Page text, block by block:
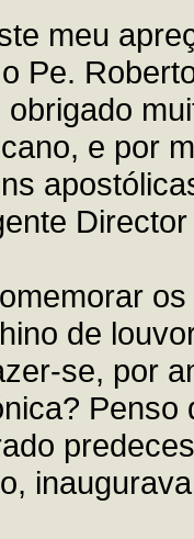
meu
Pe.
e por
de
se, por